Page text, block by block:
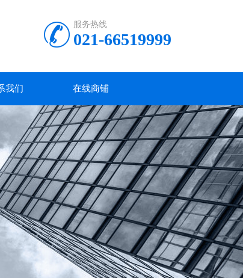
服务热线
021-66519999
我们 在线商铺